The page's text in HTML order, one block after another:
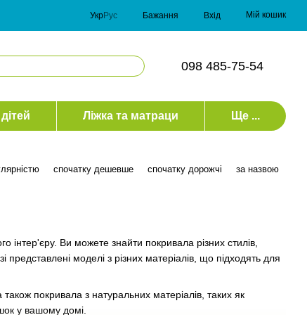
УкрРус Бажання Вхід Мій кошик
098 485-75-54
Ліжка та матраци Ще ...
спочатку дешевше спочатку дорожчі за назвою
інтер'єру. Ви можете знайти покривала різних стилів,
представлені моделі з різних матеріалів, що підходять для
покривала з натуральних матеріалів, таких як
у вашому домі.